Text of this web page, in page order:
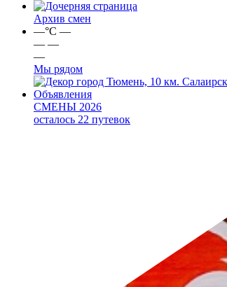
Архив смен
—°C —
— —
—
Мы рядом
город Тюмень, 10 км.
Объявления
СМЕНЫ 2026
осталось 22 путевок